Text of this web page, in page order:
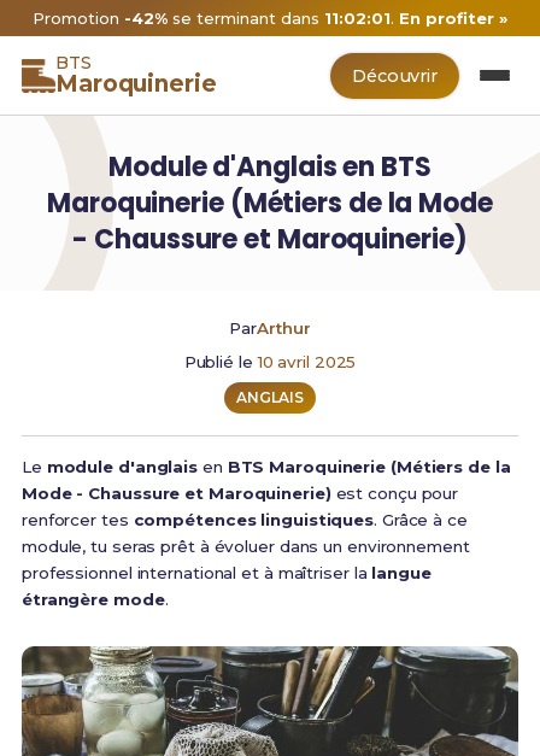
Promotion -42%se terminant dans 11:02:00 .En profiter »
BTS
Maroquinerie Découvrir
Module d'Anglais en BTS
Maroquinerie (Métiers de la Mode
- Chaussure et Maroquinerie)
ParArthur
Publié le10 avril 2025
ANGLAIS
Le module d'anglais en BTS Maroquinerie (Métiers de la
Mode - Chaussure et Maroquinerie) est conçu pour
renforcer tes compétences linguistiques. Grâce à ce
module, tu seras prêt à évoluer dans un environnement
professionnel international et à maîtriser la langue
étrangère mode.